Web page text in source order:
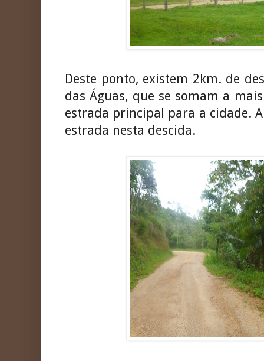
Deste ponto, existem 2km. de
das Águas, que se somam a
estrada principal para a cidade.
estrada nesta descida.